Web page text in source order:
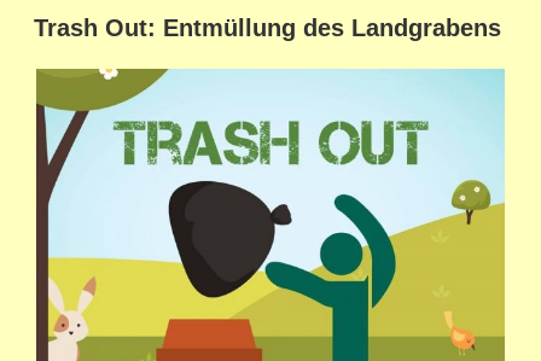
Trash Out: Entmüllung des Landgrabens